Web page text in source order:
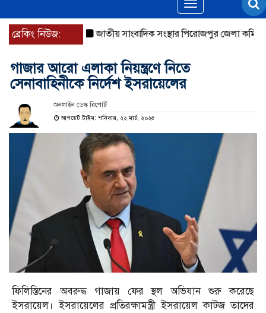
Toggle
navigation
ব্রেকিং নিউজ: জাতীয় সাংবাদিক সংস্থার পিরোজপুর জেলা কমিটি
গাজার আরো এলাকা নিয়ন্ত্রণে নিতে
সেনাবাহিনীকে নির্দেশ ইসরায়েলের
অনলাইন ডেস্ক রিপোর্ট
আপডেট টাইম: শনিবার, ২২ মার্চ, ২০২৫
ফিলিস্তিনের অবরুদ্ধ গাজায় ফের স্থল অভিযান শুরু করেছে
ইসরায়েল। ইসরায়েলের প্রতিরক্ষামন্ত্রী ইসরায়েল কাটজ তাদের